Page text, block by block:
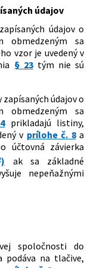
údajov
údajov o
obmedzeným sa
vzor je uvedený v
§ 23tým nie sú
údajov o
obmedzeným sa
prikladajú listiny,
v prílohe č. 8a
účtovná závierka
) ak sa základné
nepeňažnými
spoločnosti do
podáva na tlačive,